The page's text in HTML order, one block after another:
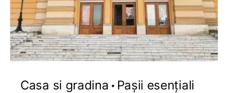
Casa si gradina
Pașii esențiali